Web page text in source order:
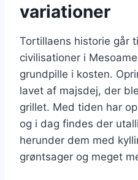
variationer
Tortillaens historie går
civilisationer i
grundpille i kosten.
lavet af majsdej, der
grillet. Med tiden har
og i dag findes der
herunder dem med
grøntsager og meget